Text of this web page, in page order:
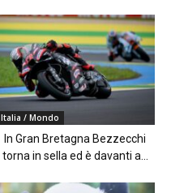
Italia / Mondo
In Gran Bretagna Bezzecchi
torna in sella ed è davanti a...